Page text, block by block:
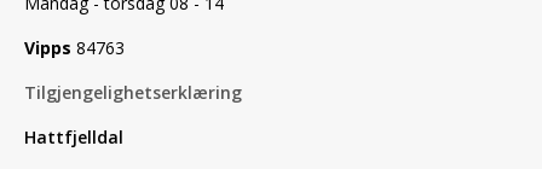
Vipps 84763
Tilgjengelighetserklæring
Hattfjelldal